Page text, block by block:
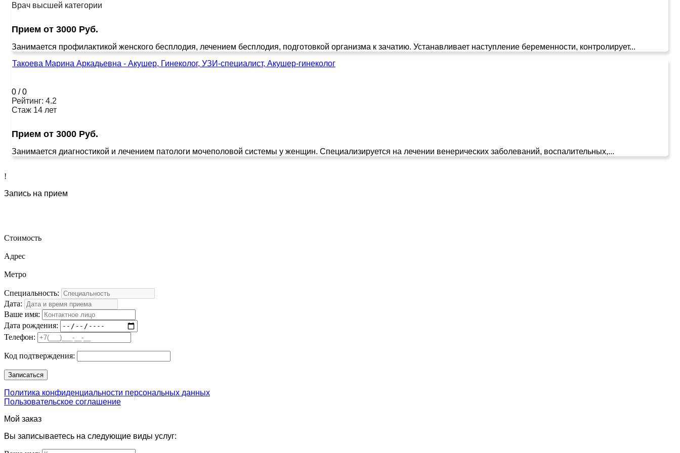
Врач высшей категории
Прием от 3000 Руб.
Занимается профилактикой женского бесплодия, лечением бесплодия, подготовкой организма к зачатию. Устанавливает наступление беременности, контролирует...
Такоева Марина Аркадьевна - Акушер, Гинеколог, УЗИ-специалист, Акушер-гинеколог
0 /0
Рейтинг: 4.2
Стаж 14 лет
Прием от 3000 Руб.
Занимается диагностикой и лечением патологи мочеполовой системы у женщин. Специализируется на лечении венерических заболеваний, воспалительных,...
!
Запись на прием
Стоимость
Адрес
Метро
Специальность:
Дата:
Ваше имя:
Дата рождения:
Телефон:
Код подтверждения:
Политика конфиденциальности персональных данных
Пользовательское соглашение
Мой заказ
Вы записываетесь на следующие виды услуг: